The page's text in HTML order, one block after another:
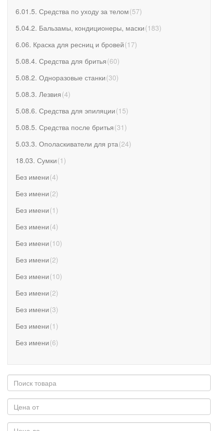
6.01.5. Средства по уходу за телом(57)
5.04.2. Бальзамы, кондиционеры, маски(183)
6.06. Краска для ресниц и бровей(17)
5.08.4. Средства для бритья(60)
5.08.2. Одноразовые станки(30)
5.08.3. Лезвия(4)
5.08.6. Средства для эпиляции(15)
5.08.5. Средства после бритья(31 )
5.03.3. Ополаскиватели для рта(24)
18.03. Сумки(1 )
Без имени(4)
Без имени(2)
Без имени(1 )
Без имени(4)
Без имени(10)
Без имени(2)
Без имени(10)
Без имени(2)
Без имени(3)
Без имени(1 )
Без имени(6)